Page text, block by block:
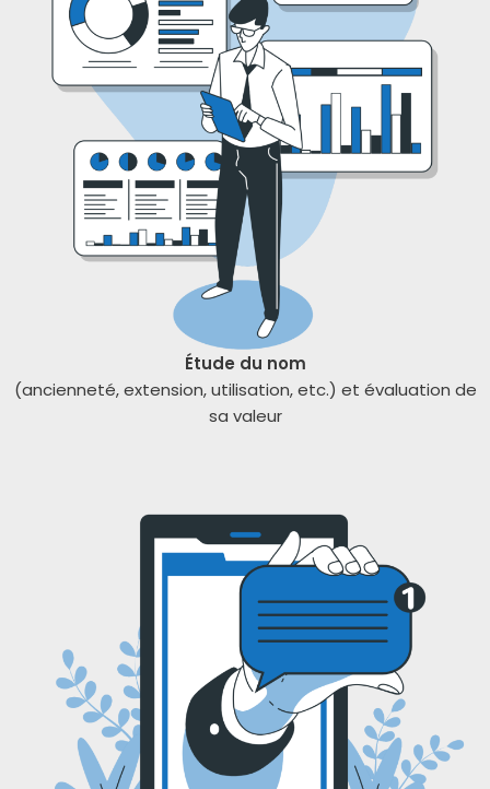
Étude du nom
(ancien­ne­té, exten­sion, uti­li­sa­tion, etc.) et éva­lua­tion de
sa valeur